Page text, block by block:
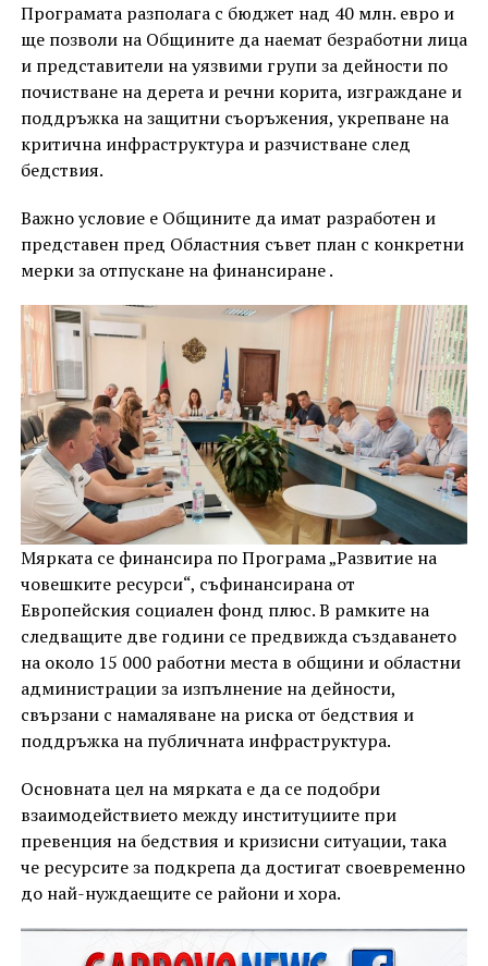
Програмата разполага с бюджет над 40 млн. евро и
ще позволи на Общините да наемат безработни лица
и представители на уязвими групи за дейности по
почистване на дерета и речни корита, изграждане и
поддръжка на защитни съоръжения, укрепване на
критична инфраструктура и разчистване след
бедствия.
Важно условие е Общините да имат разработен и
представен пред Областния съвет план с конкретни
мерки за отпускане на финансиране .
Мярката се финансира по Програма „Развитие на
човешките ресурси“, съфинансирана от
Европейския социален фонд плюс. В рамките на
следващите две години се предвижда създаването
на около 15 000 работни места в общини и областни
администрации за изпълнение на дейности,
свързани с намаляване на риска от бедствия и
поддръжка на публичната инфраструктура.
Основната цел на мярката е да се подобри
взаимодействието между институциите при
превенция на бедствия и кризисни ситуации, така
че ресурсите за подкрепа да достигат своевременно
до най-нуждаещите се райони и хора.